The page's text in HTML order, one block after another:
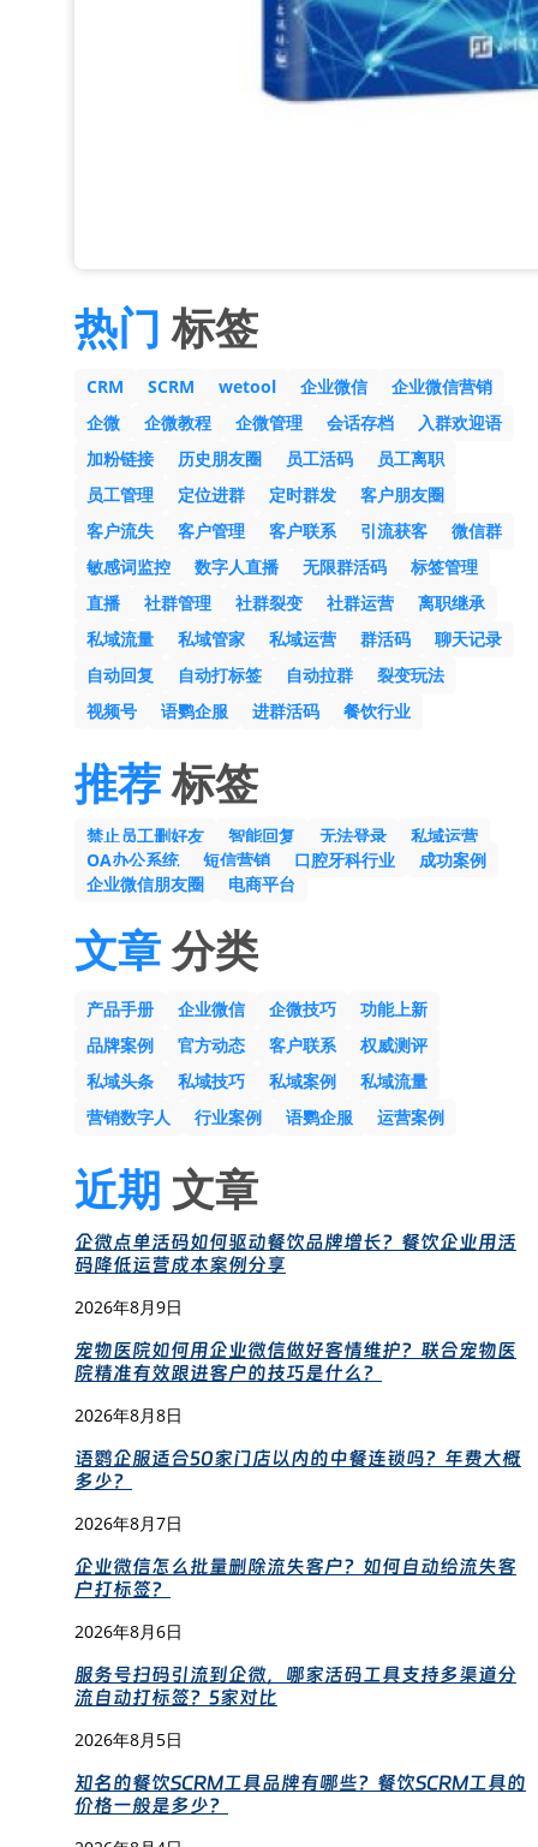
热门 标签
CRM SCRM wetool 企业微信
企业微信营销
企微
企微教程 企微管理 会话存档
入群欢迎语
加粉链接
历史朋友圈 员工活码
员工离职
员工管理
定位进群 定时群发
客户朋友圈
客户流失
客户管理 客户联系 引流获客
微信群
敏感词监控
数字人直播 无限群活码
标签管理
直播
社群管理 社群裂变 社群运营
离职继承
私域流量
私域管家 私域运营 群活码
聊天记录
自动回复
自动打标签 自动拉群
裂变玩法
视频号
语鹦企服 进群活码 餐饮行业
推荐标签
禁止员工删好友 智能回复 无法登录
私域运营
OA办公系统
短信营销 口腔牙科行业
成功案例
企业微信朋友圈
电商平台
文章分类
产品手册 企业微信 企微技巧
功能上新
品牌案例
官方动态 客户联系
权威测评
私域头条
私域技巧 私域案例
私域流量
营销数字人
行业案例 语鹦企服 运营案例
近期 文章
企微点单活码如何驱动餐饮品牌增长？餐饮企业用活
码降低运营成本案例分享
2026年8月9日
宠物医院如何用企业微信做好客情维护？联合宠物医
院精准有效跟进客户的技巧是什么？
2026年8月8日
语鹦企服适合50家门店以内的中餐连锁吗？年费大概
多少？
2026年8月7日
企业微信怎么批量删除流失客户？如何自动给流失客
户打标签？
2026年8月6日
服务号扫码引流到企微，哪家活码工具支持多渠道分
流自动打标签？5家对比
2026年8月5日
知名的餐饮SCRM工具品牌有哪些？餐饮SCRM工具的
价格一般是多少？